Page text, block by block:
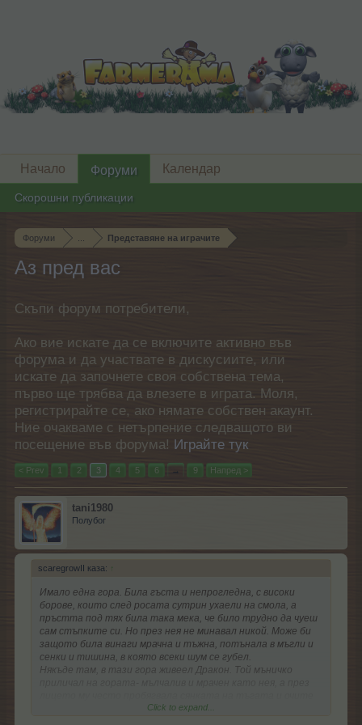
Форуми Представяне на играчите
Аз пред вас
Скъпи форум потребители,
Ако вие искате да се включите активно във
форума и да участвате в дискусиите, или
искате да започнете своя собствена тема,
първо ще трябва да влезете в играта. Моля,
регистрирайте се, ако нямате собствен акаунт.
Ние очакваме с нетърпение следващото ви
посещение във форума! Играйте тук
< Prev 1 2 3 4 5 6 → 9 Напред >
tani1980
Полубог
scaregrowII каза: ↑
Имало една гора. Била гъста и непрогледна, с високи
борове, които след росата сутрин ухаели на смола, а
пръстта под тях била така мека, че било трудно да чуеш
сам стъпките си. Но през нея не минавал никой. Може би
защото била винаги мрачна и тъжна, потънала в мъгли и
сенки и тишина, в която всеки шум се губел.
Някъде там, в тази гора живеел Дракон. Той мъничко
му помътнявали. Тогава той навеждал глава и я извъртал
Click to expand...
Начало Форуми
Скорошни публикации
Календар